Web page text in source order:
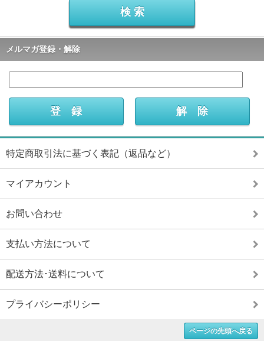
メルマガ登録・解除
特定商取引法に基づく表記（返品など）
マイアカウント
お問い合わせ
支払い方法について
配送方法･送料について
プライバシーポリシー
ページの先頭へ戻る